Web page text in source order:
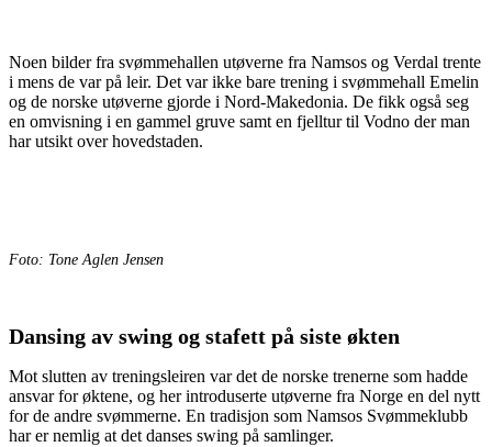
Noen bilder fra svømmehallen utøverne fra Namsos og Verdal trente
i mens de var på leir. Det var ikke bare trening i svømmehall Emelin
og de norske utøverne gjorde i Nord-Makedonia. De fikk også seg
en omvisning i en gammel gruve samt en fjelltur til Vodno der man
har utsikt over hovedstaden.
Foto: Tone Aglen Jensen
Dansing av swing og stafett på siste økten
Mot slutten av treningsleiren var det de norske trenerne som hadde
ansvar for øktene, og her introduserte utøverne fra Norge en del nytt
for de andre svømmerne. En tradisjon som Namsos Svømmeklubb
har er nemlig at det danses swing på samlinger.